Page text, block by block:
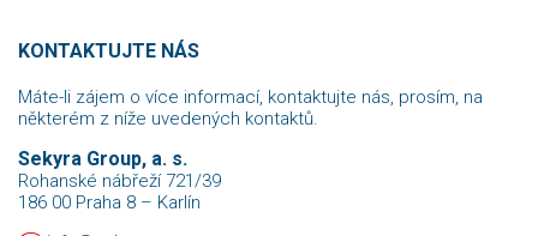
KONTAKTUJTE NÁS
Máte-li zájem o více informací, kontaktujte nás, prosím, na
některém z níže uvedených kontaktů.
Sekyra Group, a. s.
Rohanské nábřeží 721/39
186 00 Praha 8 – Karlín